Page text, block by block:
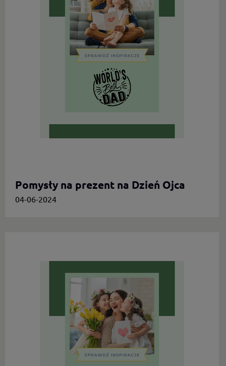
Pomysły na prezent na Dzień Ojca
04-06-2024